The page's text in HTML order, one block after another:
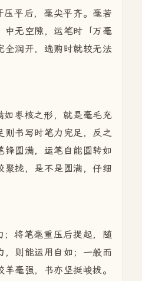
压平后，毫尖平齐。毫若
中无空隙，运笔时「万毫
全润开，选购时就较无法
如枣核之形，就是毫毛充
则书写时笔力完足，反之
锋圆满，运笔自能圆转如
聚拢，是不是圆满，仔细
；将笔毫重压后提起，随
，则能运用自如；一般而
毫强，书亦坚挺峻拔。